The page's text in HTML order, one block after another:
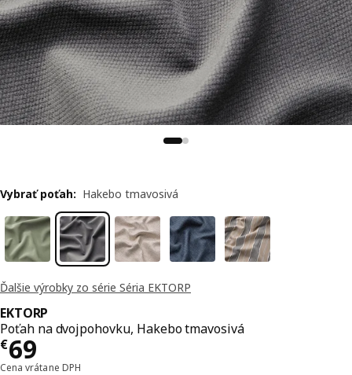
Ďalšie výrobky zo série Séria EKTORP
EKTORP
Poťah na dvojpohovku, Hakebo tmavosivá
€69
Cena € 69
Cena vrátane DPH
Vybrať poťah: Hakebo tmavosivá